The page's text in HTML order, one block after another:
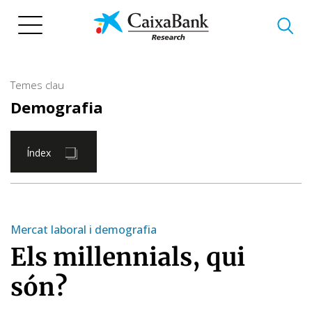
Temes clau
Demografia
Índex
Mercat laboral i demografia
Els millennials, qui
són?